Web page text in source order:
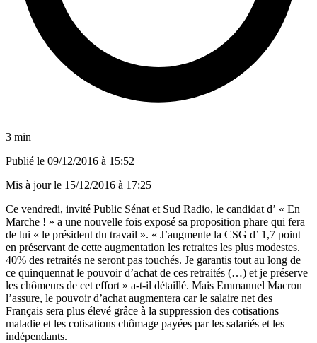
3 min
Publié le 09/12/2016 à 15:52
Mis à jour le 15/12/2016 à 17:25
Ce vendredi, invité Public Sénat et Sud Radio, le candidat d’ « En
Marche ! » a une nouvelle fois exposé sa proposition phare qui fera
de lui « le président du travail ». « J’augmente la CSG d’ 1,7 point
en préservant de cette augmentation les retraites les plus modestes.
40% des retraités ne seront pas touchés. Je garantis tout au long de
ce quinquennat le pouvoir d’achat de ces retraités (…) et je préserve
les chômeurs de cet effort » a-t-il détaillé. Mais Emmanuel Macron
l’assure, le pouvoir d’achat augmentera car le salaire net des
Français sera plus élevé grâce à la suppression des cotisations
maladie et les cotisations chômage payées par les salariés et les
indépendants.